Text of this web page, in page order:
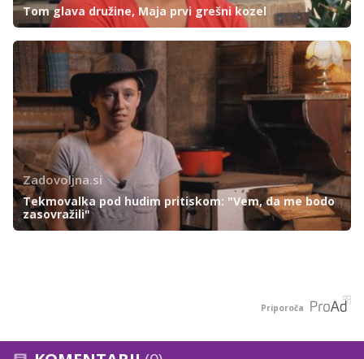
Tom glava družine, Maja prvi grešni kozel
Zadovoljna.si
Tekmovalka pod hudim pritiskom: "Vem, da me bodo
zasovražili"
Priporoča